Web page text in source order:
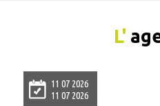
L'
11 07 2026
11 07 2026